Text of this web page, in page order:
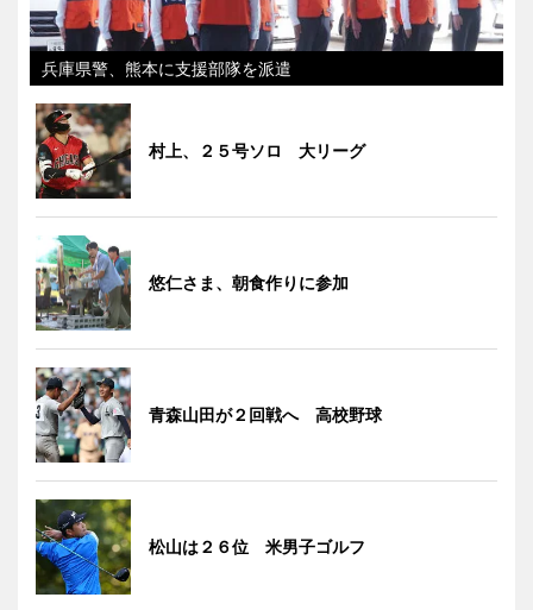
兵庫県警、熊本に支援部隊を派遣
村上、２５号ソロ 大リーグ
悠仁さま、朝食作りに参加
青森山田が２回戦へ 高校野球
松山は２６位 米男子ゴルフ